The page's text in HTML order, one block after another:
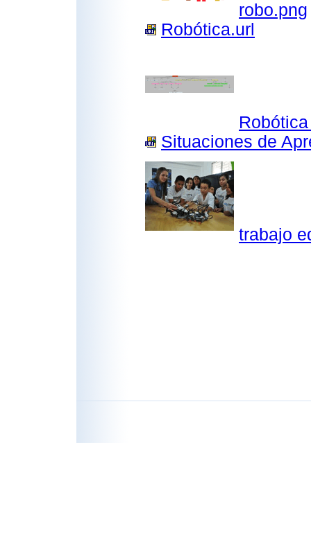
robo.png
Robótica.url
Situaciones de
trabajo